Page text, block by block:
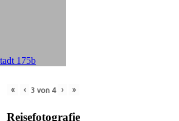
« ‹ 3 von 4 › »
Reisefotografie